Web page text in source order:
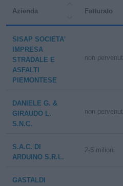
Azienda Fatturato
SISAP SOCIETA'
IMPRESA
STRADALE E
ASFALTI
PIEMONTESE
non
DANIELE G. &
GIRAUDO L.
S.N.C.
non
S.A.C. DI
ARDUINO S.R.L.
2-5 milioni
GASTALDI